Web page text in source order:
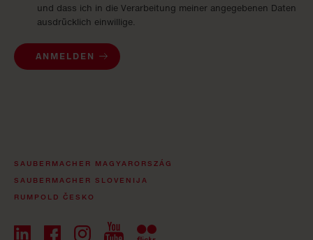
und dass ich in die Verarbeitung meiner angegebenen Daten
ausdrücklich einwillige.
ANMELDEN
SAUBERMACHER MAGYARORSZÁG
SAUBERMACHER SLOVENIJA
RUMPOLD ČESKO